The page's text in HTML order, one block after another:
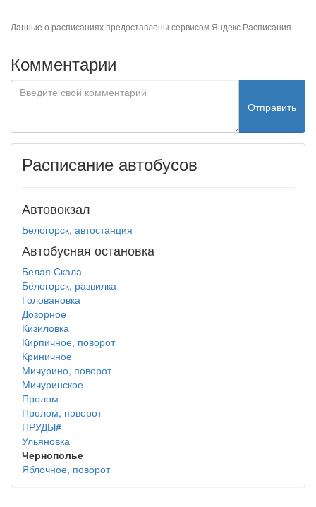
Данные о расписаниях предоставлены сервисом Яндекс.Расписания
Комментарии
Отправить
Расписание автобусов
Автовокзал
Белогорск, автостанция
Автобусная остановка
Белая Скала
Белогорск, развилка
Головановка
Дозорное
Кизиловка
Кирпичное, поворот
Криничное
Мичурино, поворот
Мичуринское
Пролом
Пролом, поворот
ПРУДЫ#
Ульяновка
Чернополье
Яблочное, поворот